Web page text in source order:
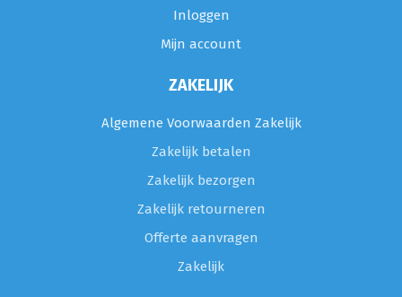
Inloggen
Mijn account
ZAKELIJK
Algemene Voorwaarden Zakelijk
Zakelijk betalen
Zakelijk bezorgen
Zakelijk retourneren
Offerte aanvragen
Zakelijk